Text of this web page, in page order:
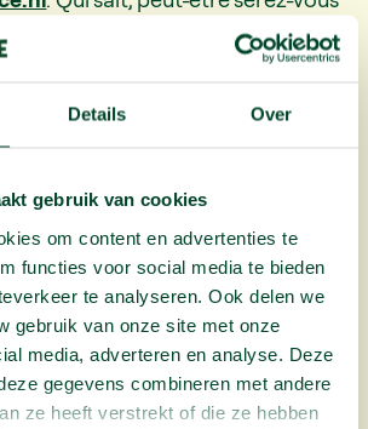
Details Over
gebruik van cookies
om content en advertenties te
functies voor social media te bieden
te analyseren. Ook delen we
gebruik van onze site met onze
media, adverteren en analyse. Deze
gegevens combineren met andere
ze heeft verstrekt of die ze hebben
de nos camionnettes de fruits la
!
maintenant